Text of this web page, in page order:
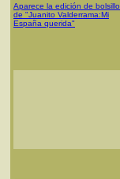
Aparece la edición de bolsillo
de "Juanito Valderrama:Mi
España querida"